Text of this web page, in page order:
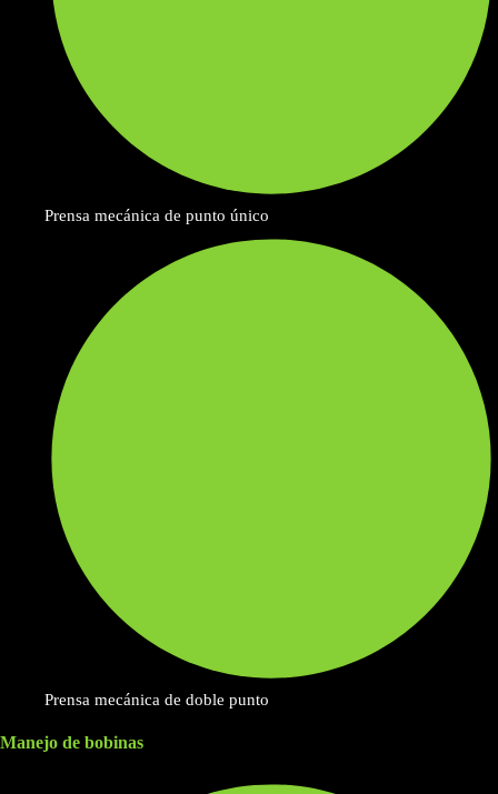
Prensa mecánica de punto único
Prensa mecánica de doble punto
Manejo de bobinas